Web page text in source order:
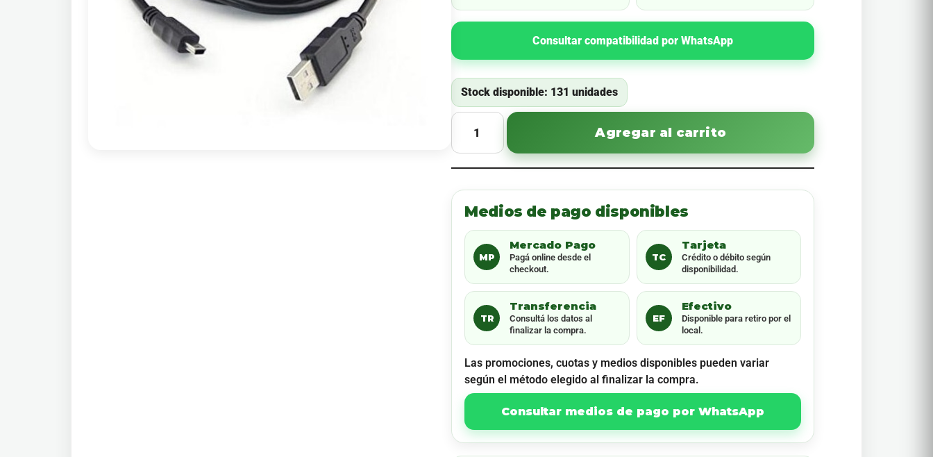
Consultar compatibilidad por WhatsApp
Stock disponible: 131 unidades
Agregar al carrito
Medios de pago disponibles
MP
Mercado Pago
Pagá online desde el
checkout.
TC
Tarjeta
Crédito o débito según
disponibilidad.
TR
Transferencia
Consultá los datos al
finalizar la compra.
EF
Efectivo
Disponible para retiro por el
local.
Las promociones, cuotas y medios disponibles pueden variar
según el método elegido al finalizar la compra.
Consultar medios de pago por WhatsApp